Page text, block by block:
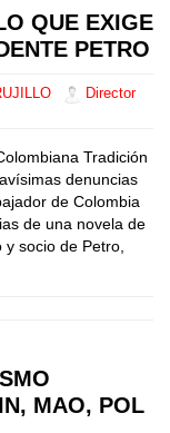
QUE EXIGE
PETRO
Director
Tradición
denuncias
de Colombia
de una novela de
socio de Petro,
MAO, POL